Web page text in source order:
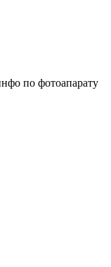
по фотоапарату